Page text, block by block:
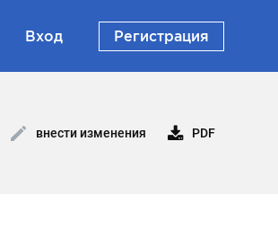
Вход Регистрация
внести изменения PDF